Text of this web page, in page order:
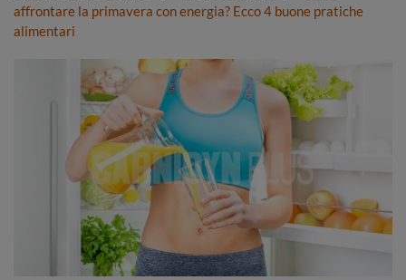
affrontare la primavera con energia? Ecco 4 buone pratiche
alimentari